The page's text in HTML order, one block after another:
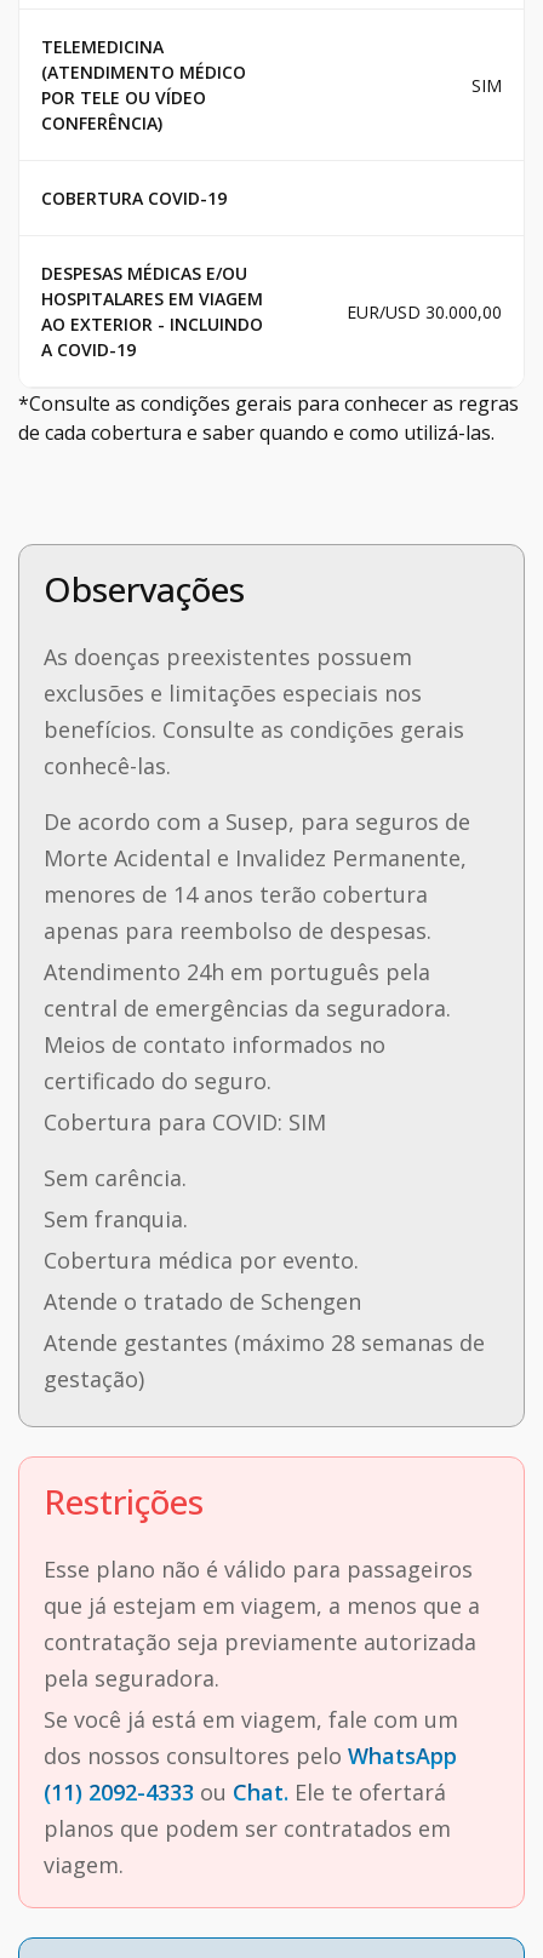
TELEMEDICINA
(ATENDIMENTO MÉDICO
POR TELE OU VÍDEO
CONFERÊNCIA)
SIM
COBERTURA COVID-19
DESPESAS MÉDICAS E/OU
HOSPITALARES EM VIAGEM
AO EXTERIOR - INCLUINDO
A COVID-19
EUR/USD 30.000,00
*Consulte as condições gerais para conhecer as regras
de cada cobertura e saber quando e como utilizá-las.
Observações
As doenças preexistentes possuem
exclusões e limitações especiais nos
benefícios. Consulte as condições gerais
conhecê-las.
De acordo com a Susep, para seguros de
Morte Acidental e Invalidez Permanente,
menores de 14 anos terão cobertura
apenas para reembolso de despesas.
Atendimento 24h em português pela
central de emergências da seguradora.
Meios de contato informados no
certificado do seguro.
Cobertura para COVID: SIM
Sem carência.
Sem franquia.
Cobertura médica por evento.
Atende o tratado de Schengen
Atende gestantes (máximo 28 semanas de
gestação)
Restrições
Esse plano não é válido para passageiros
que já estejam em viagem, a menos que a
contratação seja previamente autorizada
pela seguradora.
Se você já está em viagem, fale com um
dos nossos consultores pelo WhatsApp
(11) 2092-4333 ou Chat. Ele te ofertará
planos que podem ser contratados em
viagem.